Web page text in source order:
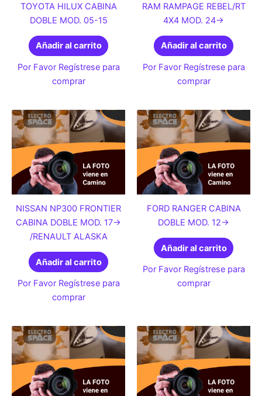
TOYOTA HILUX CABINA
DOBLE MOD. 05-15
Añadir al carrito
Por Favor Regístrese para
comprar
RAM RAMPAGE REBEL/RT
4X4 MOD. 24->
Añadir al carrito
Por Favor Regístrese para
comprar
NISSAN NP300 FRONTIER
CABINA DOBLE MOD. 17->
/RENAULT ALASKA
Añadir al carrito
Por Favor Regístrese para
comprar
FORD RANGER CABINA
DOBLE MOD. 12->
Añadir al carrito
Por Favor Regístrese para
comprar